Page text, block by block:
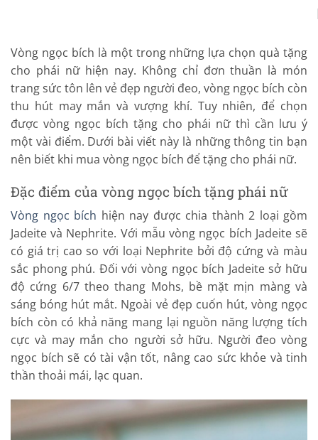
Vòng ngọc bích là một trong những lựa chọn quà tặng
cho phái nữ hiện nay. Không chỉ đơn thuần là món
trang sức tôn lên vẻ đẹp người đeo, vòng ngọc bích còn
thu hút may mắn và vượng khí. Tuy nhiên, để chọn
được vòng ngọc bích tặng cho phái nữ thì cần lưu ý
một vài điểm. Dưới bài viết này là những thông tin bạn
nên biết khi mua vòng ngọc bích để tặng cho phái nữ.
Đặc điểm của vòng ngọc bích tặng phái nữ
Vòng ngọc bích hiện nay được chia thành 2 loại gồm
Jadeite và Nephrite. Với mẫu vòng ngọc bích Jadeite sẽ
có giá trị cao so với loại Nephrite bởi độ cứng và màu
sắc phong phú. Đối với vòng ngọc bích Jadeite sở hữu
độ cứng 6/7 theo thang Mohs, bề mặt mịn màng và
sáng bóng hút mắt. Ngoài vẻ đẹp cuốn hút, vòng ngọc
bích còn có khả năng mang lại nguồn năng lượng tích
cực và may mắn cho người sở hữu. Người đeo vòng
ngọc bích sẽ có tài vận tốt, nâng cao sức khỏe và tinh
thần thoải mái, lạc quan.